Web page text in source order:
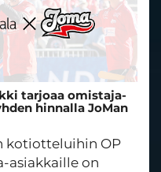
tarjoaa omistaja-
hinnalla JoMan
kotiotteluihin OP
asiakkaille on